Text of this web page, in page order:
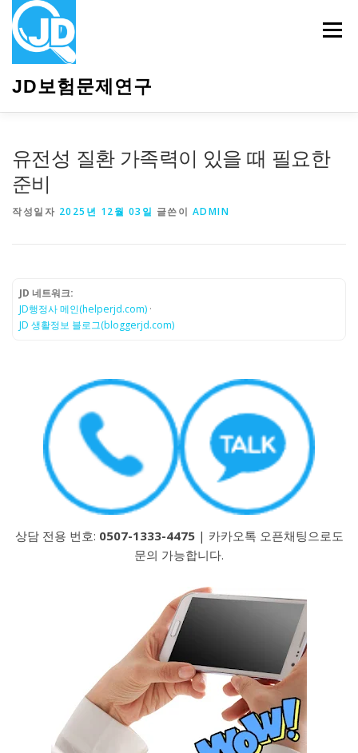
JD보험문제연구
메뉴
유전성 질환 가족력이 있을 때 필요한
준비
작성일자 2025년 12월 03일 글쓴이 ADMIN
JD 네트워크:
JD행정사 메인(helperjd.com) ·
JD 생활정보 블로그(bloggerjd.com)
상담 전용 번호: 0507-1333-4475| 카카오톡 오픈채팅으로도
문의 가능합니다.